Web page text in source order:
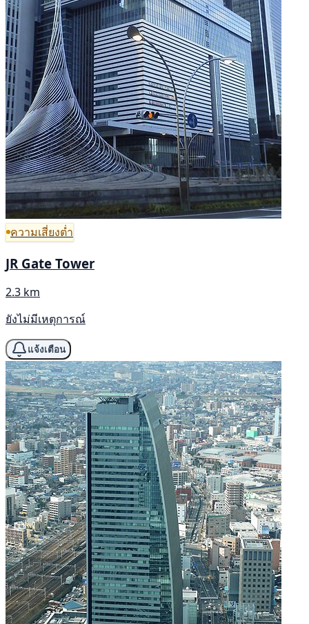
ความเสี่ยงต่ำ
JR Gate Tower
2.3 km
ยังไม่มีเหตุการณ์
แจ้งเตือน